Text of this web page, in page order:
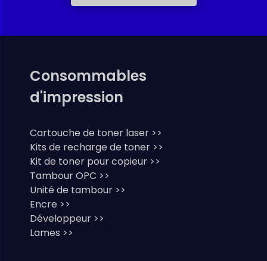
Consommables
d'impression
Cartouche de toner laser >>
Kits de recharge de toner >>
Kit de toner pour copieur >>
Tambour OPC >>
Unité de tambour >>
Encre >>
Développeur >>
Lames >>